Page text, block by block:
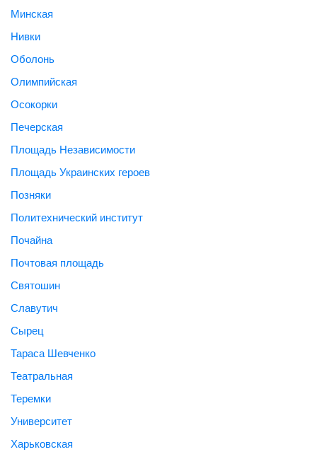
Минская
Нивки
Оболонь
Олимпийская
Осокорки
Печерская
Площадь Независимости
Площадь Украинских героев
Позняки
Политехнический институт
Почайна
Почтовая площадь
Святошин
Славутич
Сырец
Тараса Шевченко
Театральная
Теремки
Университет
Харьковская